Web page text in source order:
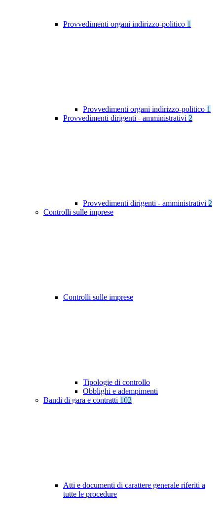
Provvedimenti organi indirizzo-politico 1
Provvedimenti organi indirizzo-politico 1
Provvedimenti dirigenti - amministrativi 2
Provvedimenti dirigenti - amministrativi 2
Controlli sulle imprese
Controlli sulle imprese
Tipologie di controllo
Obblighi e adempimenti
Bandi di gara e contratti 102
Atti e documenti di carattere generale riferiti a
tutte le procedure